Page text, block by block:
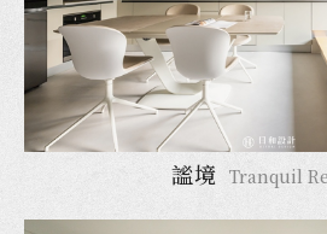
謐境 Tranquil